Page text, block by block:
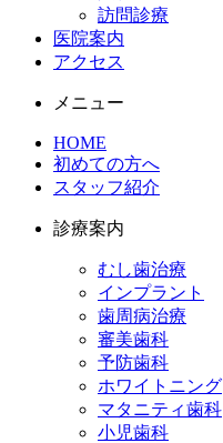
訪問診療
医院案内
アクセス
メニュー
HOME
初めての⽅へ
スタッフ紹介
診療案内
むし歯治療
インプラント
歯周病治療
審美歯科
予防歯科
ホワイトニング
マタニティ歯科
小児歯科